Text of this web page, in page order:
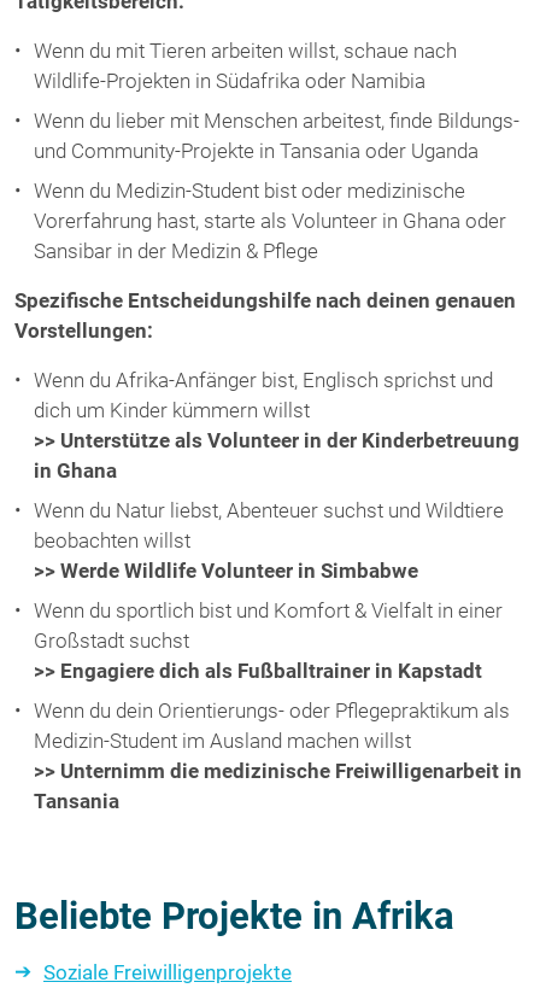
Wenn du mit Tieren arbeiten willst, schaue nach
Wildlife-Projekten in Südafrika oder Namibia
Wenn du lieber mit Menschen arbeitest, finde Bildungs-
und Community-Projekte in Tansania oder Uganda
Wenn du Medizin-Student bist oder medizinische
Vorerfahrung hast, starte als Volunteer in Ghana oder
Sansibar in der Medizin & Pflege
Spezifische Entscheidungshilfe nach deinen genauen
Vorstellungen:
Wenn du Afrika-Anfänger bist, Englisch sprichst und
dich um Kinder kümmern willst
>> Unterstütze als Volunteer in der Kinderbetreuung
in Ghana
Wenn du Natur liebst, Abenteuer suchst und Wildtiere
beobachten willst
>> Werde Wildlife Volunteer in Simbabwe
Wenn du sportlich bist und Komfort & Vielfalt in einer
Großstadt suchst
>> Engagiere dich als Fußballtrainer in Kapstadt
Wenn du dein Orientierungs- oder Pflegepraktikum als
Medizin-Student im Ausland machen willst
>> Unternimm die medizinische Freiwilligenarbeit in
Tansania
Beliebte Projekte in Afrika
Soziale Freiwilligenprojekte